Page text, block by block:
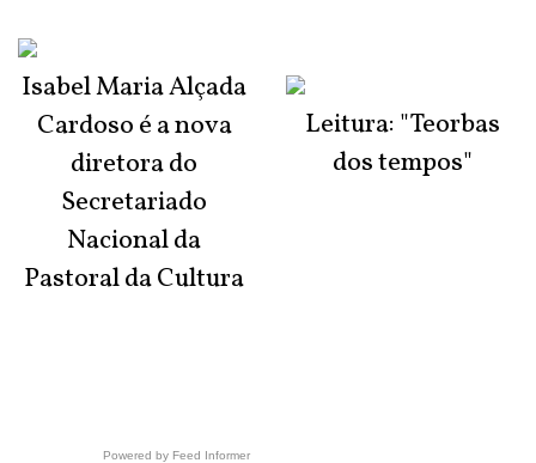
Isabel Maria Alçada
Cardoso é a nova
diretora do
Secretariado
Nacional da
Pastoral da Cultura
Powered by Feed Informer
Leitura: "Teorbas
dos tempos"